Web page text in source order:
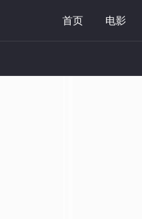
首页 电影